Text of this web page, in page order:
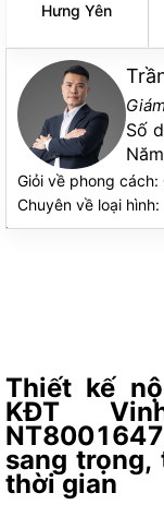
Hưng Yên
Số
Giỏi về phong cách:
Chuyên về loại hình:
Thiết kế
KĐT
sang
thời gian